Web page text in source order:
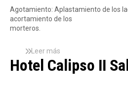
a
c
i
e
i
s
S
r
t
d
e
C
t
a
Agotamiento: Aplastamiento de los
acortamiento de los
morteros.
Leer más
o
b
Hotel Calipso II